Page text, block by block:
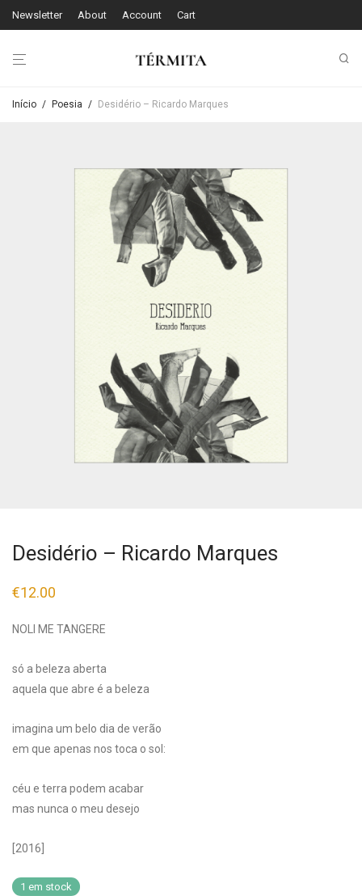
Newsletter About Account Cart
Início / Poesia / Desidério – Ricardo Marques
Desidério – Ricardo Marques
€12.00
NOLI ME TANGERE
só a beleza aberta
aquela que abre é a beleza
imagina um belo dia de verão
em que apenas nos toca o sol:
céu e terra podem acabar
mas nunca o meu desejo
[2016]
1 em stock